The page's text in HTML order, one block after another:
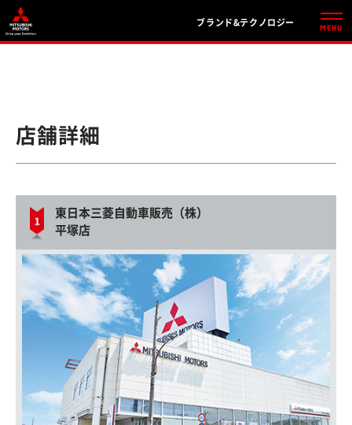
ブランド&テクノロジー
店舗詳細
東日本三菱自動車販売（株）
平塚店